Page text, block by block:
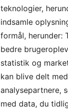
teknologier,
indsamle
formål, herunder:
bedre
statistik og
kan blive delt
analysepartnere,
med data, du